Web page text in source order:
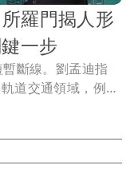
羅門揭人形
一步
斷線。劉孟迪指
道交通領域，例如